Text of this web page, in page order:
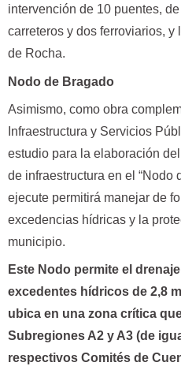
intervención de 10 puentes,
carreteros y dos ferroviarios,
de Rocha.
Nodo de Bragado
Asimismo, como obra
Infraestructura y Servicios
estudio para la elaboración
de infraestructura en el “Nodo
ejecute permitirá manejar de
excedencias hídricas y la
municipio.
Este Nodo permite el
excedentes hídricos de 2,8
ubica en una zona crítica
Subregiones A2 y A3 (de
respectivos Comités de